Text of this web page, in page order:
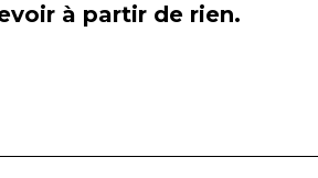
à partir de rien.